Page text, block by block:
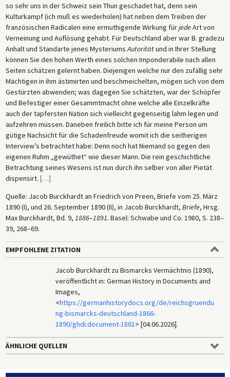
so sehr uns in der Schweiz sein Thun geschadet hat, denn sein
Kulturkampf (ich muß es wiederholen) hat neben dem Treiben der
französischen Radicalen eine ermuthigende Wirkung fürjedeArt von
Verneinung und Auflösung gehabt. Für Deutschland aber war B. gradezu
Anhalt und Standarte jenes Mysteriums Autoritätund in Ihrer Stellung
können Sie den hohen Werth eines solchen Imponderabile nach allen
Seiten schätzen gelernt haben. Diejenigen welche nur den zufällig sehr
Mächtigen in ihm ästimirten und beschmeichelten, mögen sich von dem
Gestürzten abwenden; was dagegen Sie schätzten, war der Schöpfer
und Befestiger einer Gesammtmacht ohne welche alle Einzelkräfte
auch der tapfersten Nation sich vielleicht gegenseitig lahm legen und
aufzehren müssen. Daneben freilich bitte ich für meine Person um
gütige Nachsicht für die Schadenfreude womit ich die seitherigen
Interview’s betrachtet habe: Denn noch hat Niemand so gegen den
eigenen Ruhm „gewüthet“ wie dieser Mann. Die rein geschichtliche
Betrachtung seines Wesens ist nun durch ihn selber von aller Pietät
dispensirt. […]
Quelle: Jacob Burckhardt an Friedrich von Preen, Briefe vom 25. März
1890 (I), und 26. September 1890 (II), in Jacob Burckhardt, Briefe, Hrsg.
Max Burckhardt, Bd. 9, 1886–1891. Basel: Schwabe und Co. 1980, S. 238–
39, 268–69.
EMPFOHLENE ZITATION
Jacob Burckhardt zu Bismarcks Vermächtnis (1890),
veröffentlicht in: German History in Documents and
Images,
<https://germanhistorydocs.org/de/reichsgruendu
ng-bismarcks-deutschland-1866-
1890/ghdi:document-1861 > [04.06.2026].
ÄHNLICHE QUELLEN